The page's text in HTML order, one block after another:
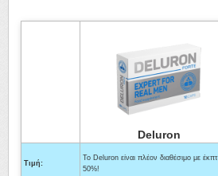
Deluron
Τιμή:
Το Deluron είναι πλέον διαθέσιμο με
50%!